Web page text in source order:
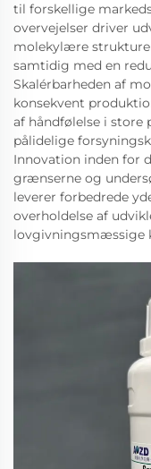
til forskellige
overvejelser driver
molekylære
samtidig med en
Skalérbarheden af
konsekvent
af håndfølelse i
pålidelige
Innovation inden for
grænserne og
leverer forbedrede
overholdelse af
lovgivningsmæssige